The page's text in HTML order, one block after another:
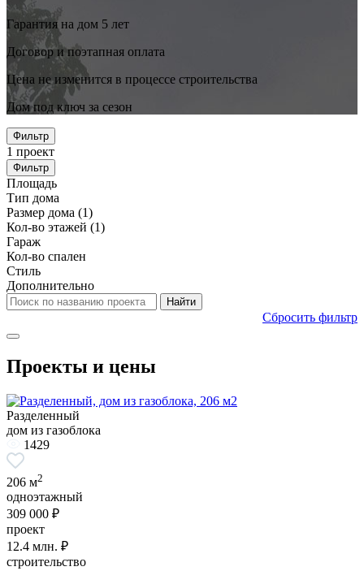
Гарантия на дом 5 лет
Договор и поэтапная оплата
Цена не изменится в процессе строительства
Дом под ключ за сезон
Фильтр
1 проект
Фильтр
Площадь
Тип дома
Размер дома (1)
Кол-во этажей (1)
Гараж
Кол-во спален
Стиль
Дополнительно
Сбросить фильтр
Проекты и цены
Разделенный
дом из газоблока
1429
206 м2
одноэтажный
309 000 ₽
проект
12.4 млн. ₽
строительство